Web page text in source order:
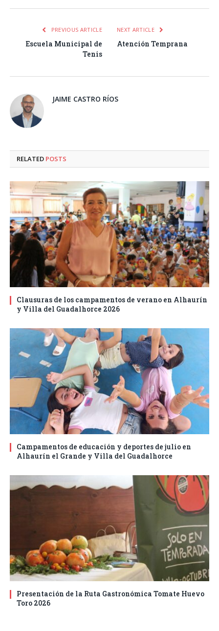
PREVIOUS ARTICLE
Escuela Municipal de
Tenis
NEXT ARTICLE
Atención Temprana
JAIME CASTRO RÍOS
RELATED POSTS
Clausuras de los campamentos de verano en Alhaurín
y Villa del Guadalhorce 2026
Campamentos de educación y deportes de julio en
Alhaurín el Grande y Villa del Guadalhorce
Presentación de la Ruta Gastronómica Tomate Huevo
Toro 2026